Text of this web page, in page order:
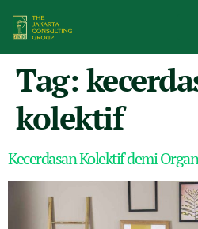
Tag:
kolektif
Kecerdasan Kolektif demi